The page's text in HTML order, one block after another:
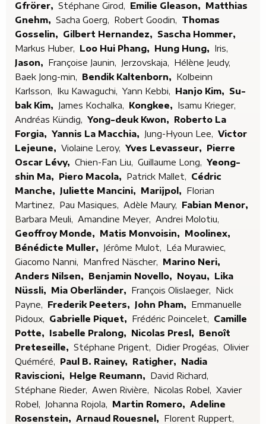
Gfrörer, Stéphane Girod, Emilie Gleason, Matthias
Gnehm, Sacha Goerg, Robert Goodin, Thomas
Gosselin, Gilbert Hernandez, Sascha Hommer,
Markus Huber, Loo Hui Phang, Hung Hung, Iris,
Jason, Françoise Jaunin, Jerzovskaja, Hélène Jeudy,
Baek Jong-min, Bendik Kaltenborn, Kolbeinn
Karlsson, Iku Kawaguchi, Yann Kebbi, Hanjo Kim, Su-
bak Kim, James Kochalka, Kongkee, Isamu Krieger,
Andréas Kündig, Yong-deuk Kwon, Roberto La
Forgia, Yannis La Macchia, Jung-Hyoun Lee, Victor
Lejeune, Violaine Leroy, Yves Levasseur, Pierre
Oscar Lévy, Chien-Fan Liu, Guillaume Long, Yeong-
shin Ma, Piero Macola, Patrick Mallet, Cédric
Manche, Juliette Mancini, Marijpol, Florian
Martinez, Pau Masiques, Adèle Maury, Fabian Menor,
Barbara Meuli, Amandine Meyer, Andrei Molotiu,
Geoffroy Monde,
Matis Monvoisin, Moolinex,
Bénédicte Muller, Jérôme Mulot,
Léa Murawiec,
Giacomo Nanni, Manfred Näscher, Marino Neri,
Anders Nilsen, Benjamin Novello, Noyau, Lika
Nüssli, Mia Oberländer, François Olislaeger, Nick
Payne, Frederik Peeters, John Pham, Emmanuelle
Pidoux, Gabrielle Piquet, Frédéric Poincelet, Camille
Potte, Isabelle Pralong, Nicolas Presl, Benoît
Preteseille, Stéphane Prigent, Didier Progéas, Olivier
Quéméré,
Paul B. Rainey, Ratigher, Nadia
Raviscioni, Helge Reumann, David Richard,
Stéphane Rieder,
Awen Rivière, Nicolas Robel, Xavier
Robel, Johanna Rojola, Martin Romero, Adeline
Rosenstein, Arnaud Rouesnel, Florent Ruppert,